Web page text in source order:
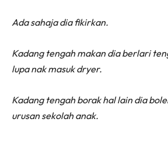
Ada sahaja dia fikirkan.
Kadang tengah makan dia berlari
lupa nak masuk dryer.
Kadang tengah borak hal lain dia
urusan sekolah anak.